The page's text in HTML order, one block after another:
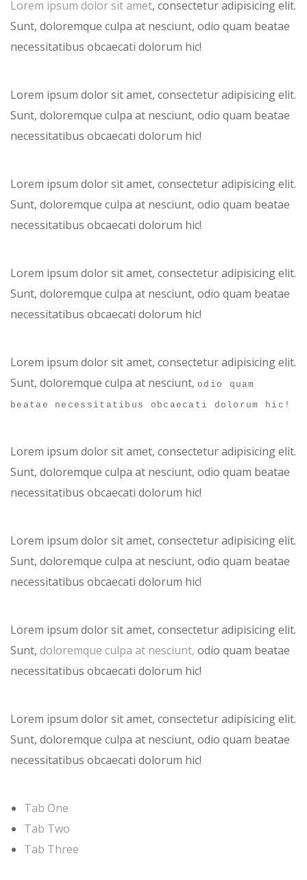
Lorem ipsum dolor sit amet, consectetur adipisicing elit.
Sunt, doloremque culpa at nesciunt, odio quam beatae
necessitatibus obcaecati dolorum hic!
Lorem ipsum dolor sit amet, consectetur adipisicing elit.
Sunt, doloremque culpa at nesciunt, odio quam beatae
necessitatibus obcaecati dolorum hic!
Lorem ipsum dolor sit amet, consectetur adipisicing elit.
Sunt, doloremque culpa at nesciunt, odio quam beatae
necessitatibus obcaecati dolorum hic!
Lorem ipsum dolor sit amet, consectetur adipisicing elit.
Sunt, doloremque culpa at nesciunt, odio quam beatae
necessitatibus obcaecati dolorum hic!
Lorem ipsum dolor sit amet, consectetur adipisicing elit.
Sunt, doloremque culpa at nesciunt, odio quam
beatae necessitatibus obcaecati dolorum hic!
Lorem ipsum dolor sit amet, consectetur adipisicing elit.
Sunt, doloremque culpa at nesciunt, odio quam beatae
necessitatibus obcaecati dolorum hic!
Lorem ipsum dolor sit amet, consectetur adipisicing elit.
Sunt, doloremque culpa at nesciunt, odio quam beatae
necessitatibus obcaecati dolorum hic!
Lorem ipsum dolor sit amet, consectetur adipisicing elit.
Sunt, doloremque culpa at nesciunt, odio quam beatae
necessitatibus obcaecati dolorum hic!
Lorem ipsum dolor sit amet, consectetur adipisicing elit.
Sunt, doloremque culpa at nesciunt, odio quam beatae
necessitatibus obcaecati dolorum hic!
Tab One
Tab Two
Tab Three